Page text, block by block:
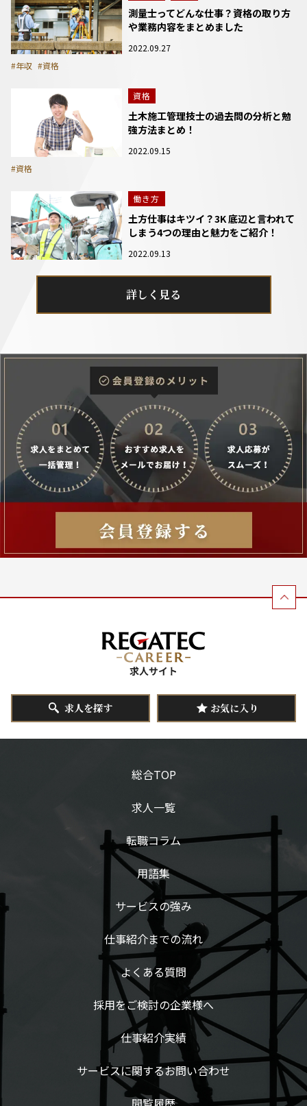
測量士ってどんな仕事？資格の取り方
や業務内容をまとめました
2022.09.27
#年収 #資格
資格
土木施工管理技士の過去問の分析と勉
強方法まとめ！
2022.09.15
#資格
働き方
土方仕事はキツイ？3K 底辺と言われて
しまう4つの理由と魅力をご紹介！
2022.09.13
詳しく見る
求人を探す お気に入り
総合TOP
求人一覧
転職コラム
用語集
サービスの強み
仕事紹介までの流れ
よくある質問
採用をご検討の企業様へ
仕事紹介実績
サービスに関するお問い合わせ